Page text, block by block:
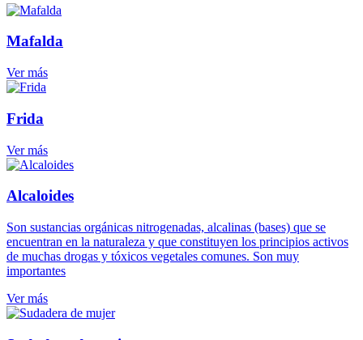
Mafalda
Ver más
Frida
Ver más
Alcaloides
Son sustancias orgánicas nitrogenadas, alcalinas (bases) que se
encuentran en la naturaleza y que constituyen los principios activos
de muchas drogas y tóxicos vegetales comunes. Son muy
importantes
Ver más